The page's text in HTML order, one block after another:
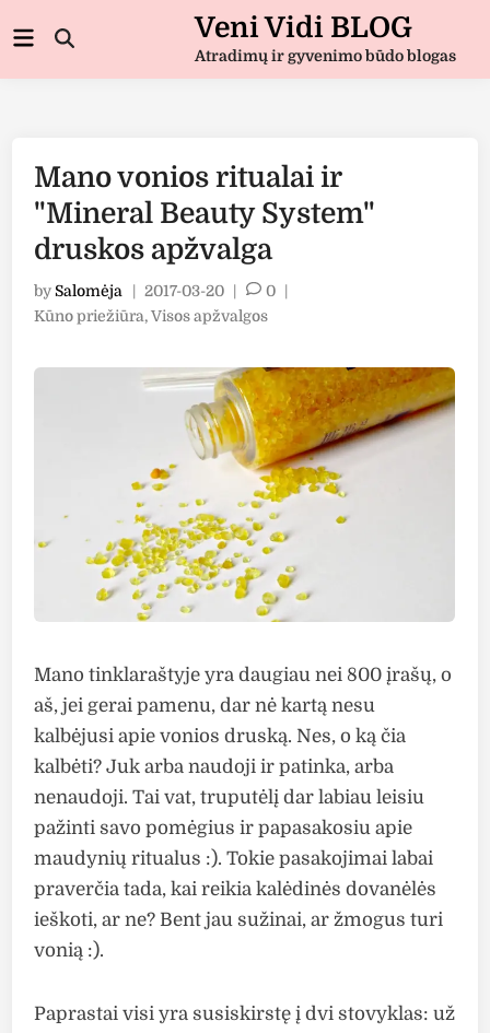
to
Veni Vidi BLOG
Atradimų ir gyvenimo būdo blogas
Open
Main
Mano vonios ritualai ir
"Mineral Beauty System"
druskos apžvalga
bySalomėja 2017-03-20 0
Posted
Kūno priežiūra,Visos apžvalgos
Mano tinklaraštyje yra daugiau nei 800 įrašų, o
aš, jei gerai pamenu, dar nė kartą nesu
kalbėjusi apie vonios druską. Nes, o ką čia
kalbėti? Juk arba naudoji ir patinka, arba
nenaudoji. Tai vat, truputėlį dar labiau leisiu
pažinti savo pomėgius ir papasakosiu apie
maudynių ritualus :). Tokie pasakojimai labai
praverčia tada, kai reikia kalėdinės dovanėlės
ieškoti, ar ne? Bent jau sužinai, ar žmogus turi
vonią :).
Paprastai visi yra susiskirstę į dvi stovyklas: už